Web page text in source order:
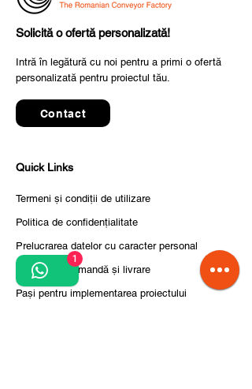
Solicită o ofertă personalizată!
Intră în legătură cu noi pentru a primi o ofertă
personalizată pentru proiectul tău.
Contact
Quick Links
Termeni și condiții de utilizare
Politica de confidențialitate
Prelucrarea datelor cu caracter personal
Condiții de comandă și livrare
Pași pentru implementarea proiectului
1